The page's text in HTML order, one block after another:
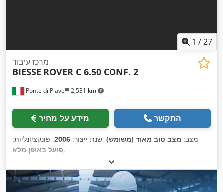
1 /27
Ponte di Piave 2,531 km
מרכז עיבוד
BIESSE ROVER C 6.50 CONF. 2
מידע על מחיר התקשר
מצב: מצב טוב מאוד (משומש), שנת ייצור: 2006, פונקציונליות:
פועל באופן מלא,